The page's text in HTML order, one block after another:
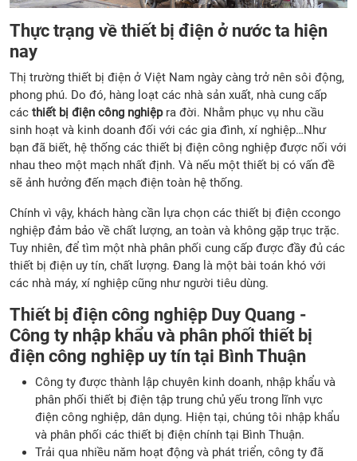
Thực trạng về thiết bị điện ở nước ta hiện
nay
Thị trường thiết bị điện ở Việt Nam ngày càng trở nên sôi động,
phong phú. Do đó, hàng loạt các nhà sản xuất, nhà cung cấp
các thiết bị điện công nghiệpra đời. Nhằm phục vụ nhu cầu
sinh hoạt và kinh doanh đối với các gia đình, xí nghiệp…Như
bạn đã biết, hệ thống các thiết bị điện công nghiệp được nối với
nhau theo một mạch nhất định. Và nếu một thiết bị có vấn đề
sẽ ảnh hưởng đến mạch điện toàn hệ thống.
Chính vì vậy, khách hàng cần lựa chọn các thiết bị điện ccongo
nghiệp đảm bảo về chất lượng, an toàn và không gặp trục trặc.
Tuy nhiên, để tìm một nhà phân phối cung cấp được đầy đủ các
thiết bị điện uy tín, chất lượng. Đang là một bài toán khó với
các nhà máy, xí nghiệp cũng như người tiêu dùng.
Thiết bị điện công nghiệp Duy Quang -
Công ty nhập khẩu và phân phối thiết bị
điện công nghiệp uy tín tại Bình Thuận
Công ty được thành lập chuyên kinh doanh, nhập khẩu và
phân phối thiết bị điện tập trung chủ yếu trong lĩnh vực
điện công nghiệp, dân dụng. Hiện tại, chúng tôi nhập khẩu
và phân phối các thiết bị điện chính tại Bình Thuận.
Trải qua nhiều năm hoạt động và phát triển, công ty đã